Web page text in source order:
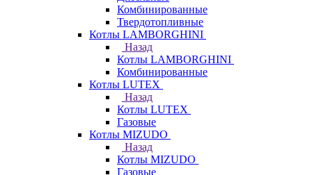
Комбинированные
Твердотопливные
Котлы LAMBORGHINI
Назад
Котлы LAMBORGHINI
Комбинированные
Котлы LUTEX
Назад
Котлы LUTEX
Газовые
Котлы MIZUDO
Назад
Котлы MIZUDO
Газовые